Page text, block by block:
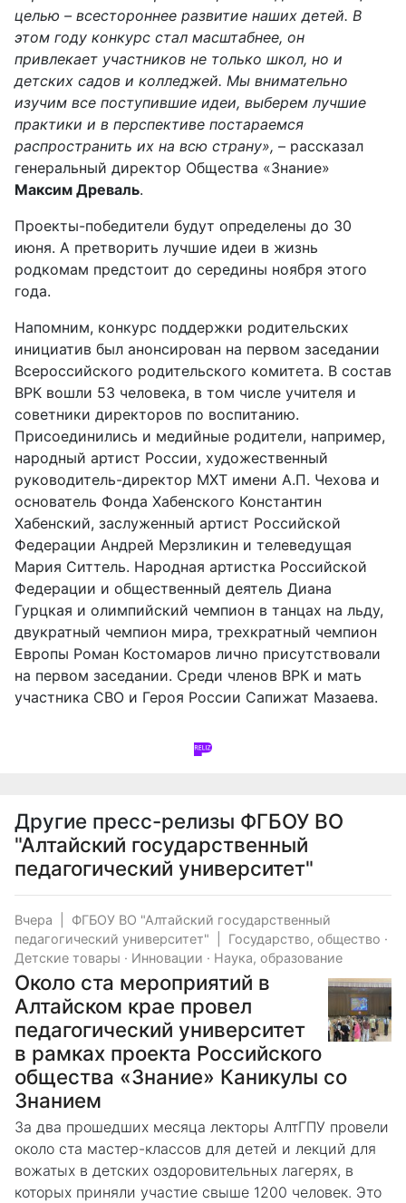
целью – всестороннее развитие наших детей. В
этом году конкурс стал масштабнее, он
привлекает участников не только школ, но и
детских садов и колледжей. Мы внимательно
изучим все поступившие идеи, выберем лучшие
практики и в перспективе постараемся
распространить их на всю страну», – рассказал
генеральный директор Общества «Знание»
Максим Древаль.
Проекты-победители будут определены до 30
июня. А претворить лучшие идеи в жизнь
родкомам предстоит до середины ноября этого
года.
Напомним, конкурс поддержки родительских
инициатив был анонсирован на первом заседании
Всероссийского родительского комитета. В состав
ВРК вошли 53 человека, в том числе учителя и
советники директоров по воспитанию.
Присоединились и медийные родители, например,
народный артист России, художественный
руководитель-директор МХТ имени А.П. Чехова и
основатель Фонда Хабенского Константин
Хабенский, заслуженный артист Российской
Федерации Андрей Мерзликин и телеведущая
Мария Ситтель. Народная артистка Российской
Федерации и общественный деятель Диана
Гурцкая и олимпийский чемпион в танцах на льду,
двукратный чемпион мира, трехкратный чемпион
Европы Роман Костомаров лично присутствовали
на первом заседании. Среди членов ВРК и мать
участника СВО и Героя России Сапижат Мазаева.
Другие пресс-релизы ФГБОУ ВО
"Алтайский государственный
педагогический университет"
Вчера
ФГБОУ ВО "Алтайский государственный
педагогический университет"
Государство, общество ·
Детские товары · Инновации · Наука, образование
Около ста мероприятий в
Алтайском крае провел
педагогический университет
в рамках проекта Российского
общества «Знание» Каникулы со
Знанием
За два прошедших месяца лекторы АлтГПУ провели
около ста мастер-классов для детей и лекций для
вожатых в детских оздоровительных лагерях, в
которых приняли участие свыше 1200 человек. Это